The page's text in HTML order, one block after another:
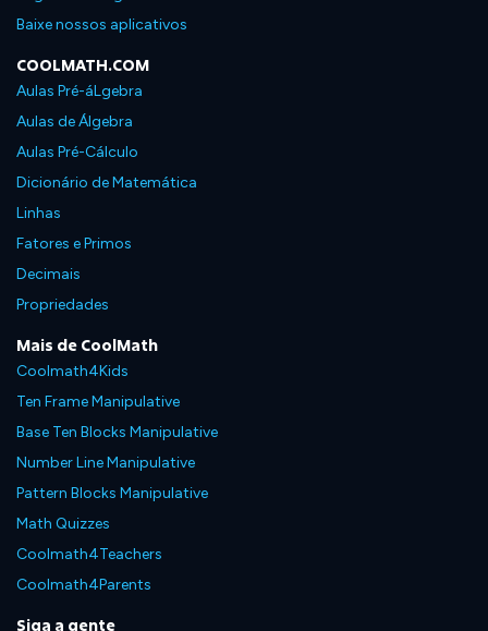
Baixe nossos aplicativos
COOLMATH.COM
Aulas Pré-áLgebra
Aulas de Álgebra
Aulas Pré-Cálculo
Dicionário de Matemática
Linhas
Fatores e Primos
Decimais
Propriedades
Mais de CoolMath
Coolmath4Kids
Ten Frame Manipulative
Base Ten Blocks Manipulative
Number Line Manipulative
Pattern Blocks Manipulative
Math Quizzes
Coolmath4Teachers
Coolmath4Parents
Siga a gente